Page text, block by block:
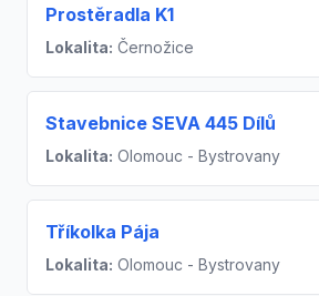
Prostěradla K1
Lokalita: Černožice
Stavebnice SEVA 445 Dílů
Lokalita: Olomouc - Bystrovany
Tříkolka Pája
Lokalita: Olomouc - Bystrovany